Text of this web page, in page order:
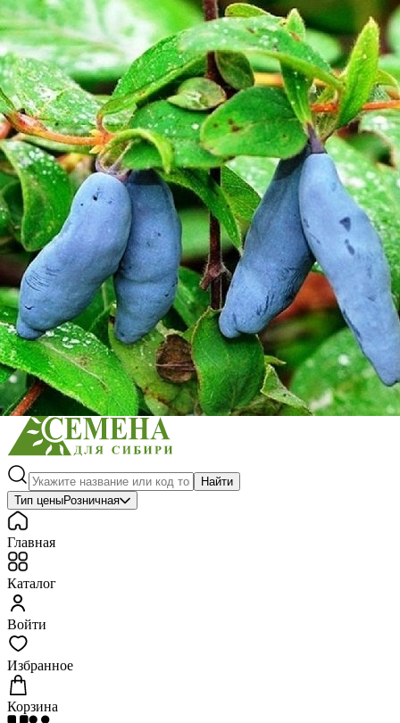
Выберите город
Обратный звонокЗаказать обратный звонок
Каталог
Семена
Грунты
Газонные травы, сидераты
Горшки, рассадники, аксессуары
Посадочный материал
Садовый инструмент, инвентарь
Консервирование
Средства защиты, удобрения, добавки, химия
Обустройство сада, декор
Найти
Тип ценыРозничная
Главная
Каталог
Войти
Избранное
Корзина